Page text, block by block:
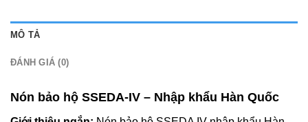
MÔ TẢ
ĐÁNH GIÁ (0)
Nón bảo hộ SSEDA-IV – Nhập khẩu Hàn Quốc